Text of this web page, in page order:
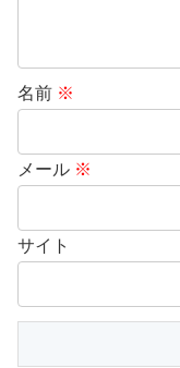
名前 ※
メール ※
サイト